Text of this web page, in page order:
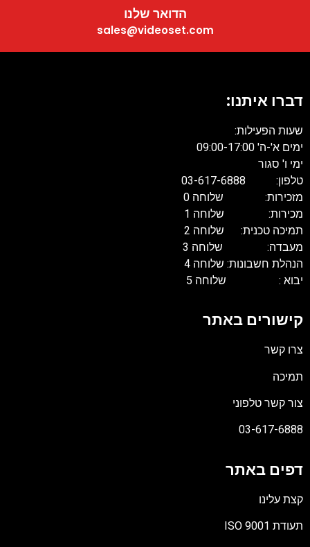
הדואר שלנו
sales@videoset.com
דברו איתנו:
שעות הפעילות:
ימים א'-ה' 09:00-17:00
ימי ו' סגור
טלפון: 03-617-6888
מזכירות: שלוחה 0
מכירות: שלוחה 1
תמיכה טכנית: שלוחה 2
מעבדה: שלוחה 3
הנהלת חשבונות: שלוחה 4
יבוא : שלוחה 5
קישורים באתר
צרו קשר
תמיכה
צור קשר טלפוני
03-617-6888
דפים באתר
קצת עלינו
תעודת ISO 9001